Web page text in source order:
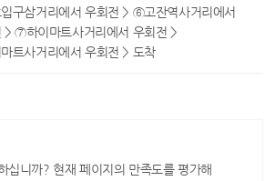
구삼거리에서 우회전 > ⑥고잔역사거리에서
> ⑦하이마트사거리에서 우회전 >
트사거리에서 우회전 > 도착
십니까? 현재 페이지의 만족도를 평가해